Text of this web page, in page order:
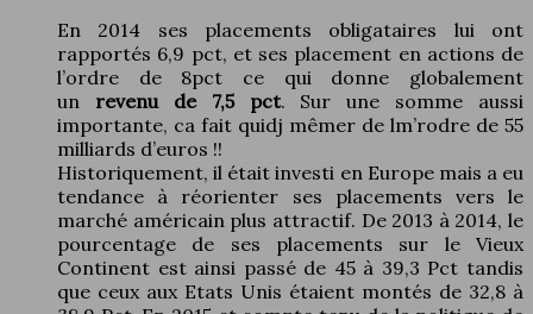
En 2014 ses placements obligataires lui ont
rapportés 6,9 pct, et ses placement en actions de
l’ordre de 8pct ce qui donne globalement
un revenu de 7,5 pct. Sur une somme aussi
importante, ca fait quidj mêmer de lm’rodre de 55
milliards d’euros !!
Historiquement, il était investi en Europe mais a eu
tendance à réorienter ses placements vers le
marché américain plus attractif. De 2013 à 2014, le
pourcentage de ses placements sur le Vieux
Continent est ainsi passé de 45 à 39,3 Pct tandis
que ceux aux Etats Unis étaient montés de 32,8 à